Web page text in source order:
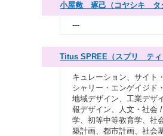
小屋敷 琢己（コヤシキ タ
---
Titus SPREE（スプリ ティ
キュレーション、サイト
シャリー・エンゲイジド
地域デザイン、工業デザ
報デザイン、人文・社会
学、初等中等教育学、社
築計画、都市計画、社会